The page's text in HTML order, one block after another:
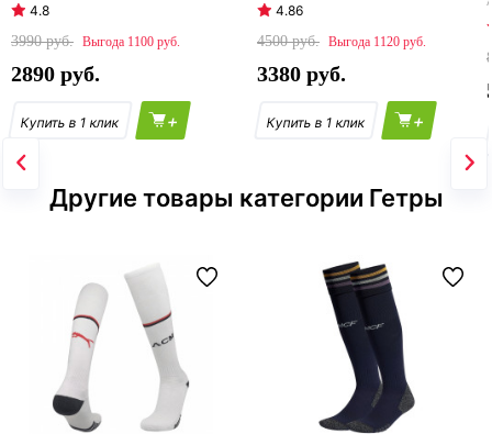
4.8
3990
1100
2890
+
4.86
4500
1120
3380
+
Другие товары категории Гетры